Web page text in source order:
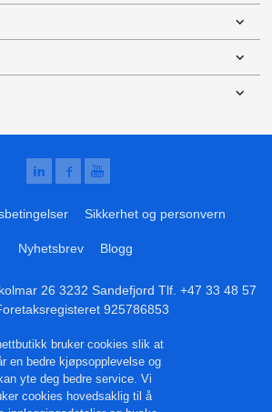
Sikkerhet og personvern
Nyhetsbrev Blogg
26 3232 Sandefjord Tlf. +47 33 48 57
925786853
bruker cookies slik at
en bedre kjøpsopplevelse og
yte deg bedre service. Vi
cookies hovedsaklig til å